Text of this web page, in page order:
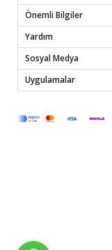
Önemli Bilgiler
Yardım
Sosyal Medya
Uygulamalar